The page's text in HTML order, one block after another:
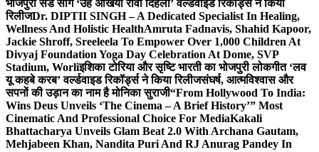
भोजपुरी सैड सांग ‘उहे अंखिया रोवा दिहला’ वर्ल्डवाइड रिकॉर्ड्स ने किया
रिलीजDr. DIPTII SINGH – A Dedicated Specialist In Healing,
Wellness And Holistic HealthAmruta Fadnavis, Shahid Kapoor,
Jackie Shroff, Sreeleela To Empower Over 1,000 Children At
Divyaj Foundation Yoga Day Celebration At Dome, SVP
Stadium, Worliइशिका टोरिया और सृष्टि भारती का भोजपुरी लोकगीत ‘लव
यू कहबे करब’ वर्ल्डवाइड रिकॉर्ड्स ने किया रिलीजसंघर्ष, आत्मविश्वास और
सपनों की उड़ान का नाम है मोनिका सुराजी“From Hollywood To India:
Wins Deus Unveils ‘The Cinema – A Brief History’” Most
Cinematic And Professional Choice For MediaKakali
Bhattacharya Unveils Glam Beat 2.0 With Archana Gautam,
Mehjabeen Khan, Nandita Puri And RJ Anurag Pandey In